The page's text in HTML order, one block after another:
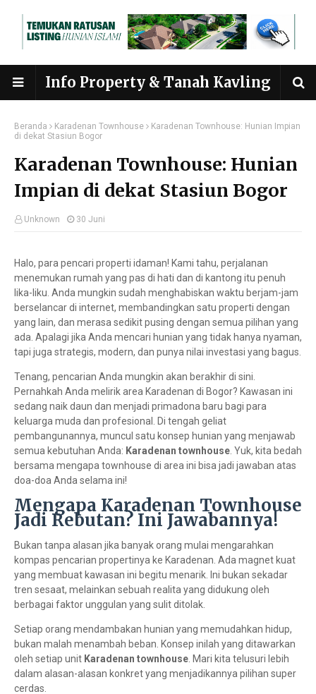
Info Property & Tanah Kavling
Beranda Karadenan Townhouse
Karadenan Townhouse: Hunian Impian
di dekat Stasiun Bogor
Karadenan Townhouse: Hunian
Impian di dekat Stasiun Bogor
Unknown 30 Juni
Halo, para pencari properti idaman! Kami tahu, perjalanan
menemukan rumah yang pas di hati dan di kantong itu penuh
lika-liku. Anda mungkin sudah menghabiskan waktu berjam-jam
berselancar di internet, membandingkan satu properti dengan
yang lain, dan merasa sedikit pusing dengan semua pilihan yang
ada. Apalagi jika Anda mencari hunian yang tidak hanya nyaman,
tapi juga strategis, modern, dan punya nilai investasi yang bagus.
Tenang, pencarian Anda mungkin akan berakhir di sini.
Pernahkah Anda melirik area Karadenan di Bogor? Kawasan ini
sedang naik daun dan menjadi primadona baru bagi para
keluarga muda dan profesional. Di tengah geliat
pembangunannya, muncul satu konsep hunian yang menjawab
semua kebutuhan Anda: Karadenan townhouse. Yuk, kita bedah
bersama mengapa townhouse di area ini bisa jadi jawaban atas
doa-doa Anda selama ini!
Mengapa Karadenan Townhouse
Jadi Rebutan? Ini Jawabannya!
Bukan tanpa alasan jika banyak orang mulai mengarahkan
kompas pencarian propertinya ke Karadenan. Ada magnet kuat
yang membuat kawasan ini begitu menarik. Ini bukan sekadar
tren sesaat, melainkan sebuah realita yang didukung oleh
berbagai faktor unggulan yang sulit ditolak.
Setiap orang mendambakan hunian yang memudahkan hidup,
bukan malah menambah beban. Konsep inilah yang ditawarkan
oleh setiap unit Karadenan townhouse. Mari kita telusuri lebih
dalam alasan-alasan konkret yang menjadikannya pilihan super
cerdas.